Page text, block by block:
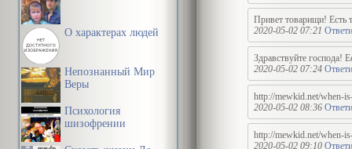
О характерах людей
Непознанный Мир
Веры
Психология
шизофрении
Привет товарищи! Есть
2020-05-02 07:21
Здравствуйте
2020-05-02 07:24
http://mewkid.net/when-
2020-05-02 08:36
http://mewkid.net/when-
2020-05-02 09:10